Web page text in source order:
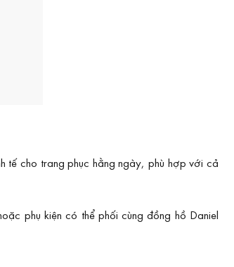
tế cho trang phục hằng ngày, phù hợp với cả
phụ kiện có thể phối cùng đồng hồ Daniel